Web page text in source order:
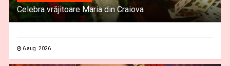
Celebra vrăjitoare Maria din Craiova
6 aug. 2026